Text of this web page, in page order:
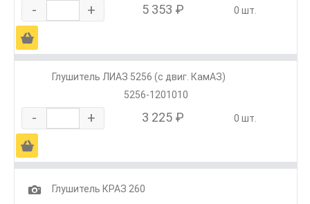
- + 5 353 ₽ 0 шт.
Ä
Глушитель ЛИАЗ 5256 (с двиг. КамАЗ)
5256-1201010
- + 3 225 ₽ 0 шт.
Ä
1
Глушитель КРАЗ 260